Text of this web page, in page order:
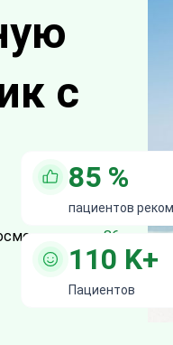
с
все 86
85 %
пациентов
110 K+
Пациентов